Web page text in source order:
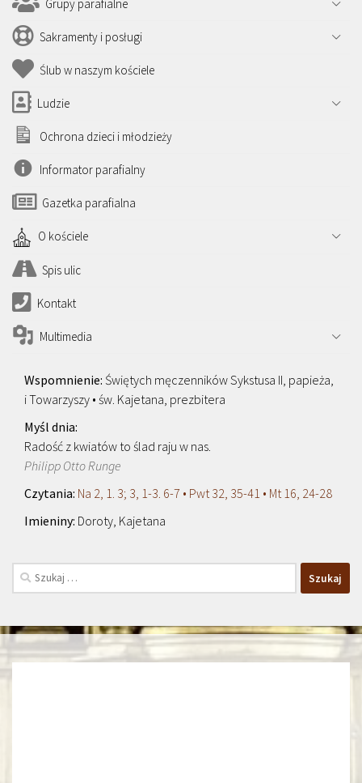
Grupy parafialne
Sakramenty i posługi
Ślub w naszym kościele
Ludzie
Ochrona dzieci i młodzieży
Informator parafialny
Gazetka parafialna
O kościele
Spis ulic
Kontakt
Multimedia
Świętych męczenników Sykstusa II, papieża,
i Towarzyszy • św. Kajetana, prezbitera
Radość z kwiatów to ślad raju w nas.
Philipp Otto Runge
Na 2, 1. 3; 3, 1-3. 6-7 • Pwt 32, 35-41 • Mt 16, 24-28
Doroty, Kajetana
Szukaj: